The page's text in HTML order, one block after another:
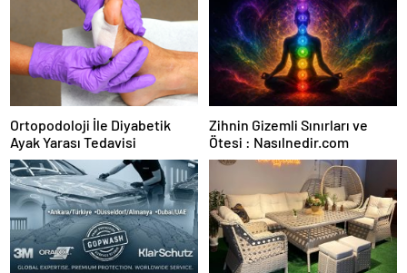
Ortopodoloji İle Diyabetik
Ayak Yarası Tedavisi
Zihnin Gizemli Sınırları ve
Ötesi : Nasılnedir.com